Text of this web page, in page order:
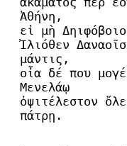
Ἀθήνη,
εἰ μὴ
Ἰλιόθεν
μάντις,
οἷα δέ που
Μενελάῳ
ὀψιτέλεστον
πάτρῃ.